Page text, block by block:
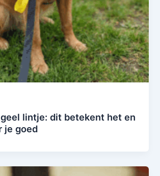
lintje: dit betekent het en
je goed